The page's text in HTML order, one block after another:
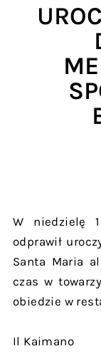
W niedzielę
odprawił
Santa Maria
czas w
obiedzie w
Il Kaimano